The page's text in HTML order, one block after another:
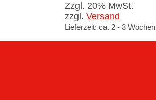
Zzgl. 20% MwSt.
zzgl. Versand
Lieferzeit: ca. 2 - 3 Wochen